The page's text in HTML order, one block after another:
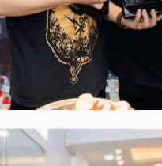
Nhập khẩu Và
Hãng